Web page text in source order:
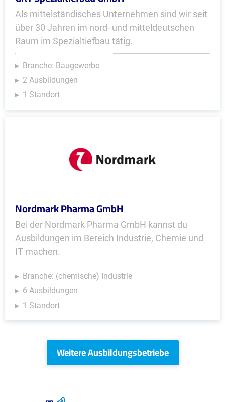
Als mittelständisches Unternehmen sind wir seit
über 30 Jahren im nord- und mitteldeutschen
Raum im Spezialtiefbau tätig.
Branche: Baugewerbe
2 Ausbildungen
1 Standort
Nordmark Pharma GmbH
Bei der Nordmark Pharma GmbH kannst du
Ausbildungen im Bereich Industrie, Chemie und
IT machen.
Branche: (chemische) Industrie
6 Ausbildungen
1 Standort
Weitere Ausbildungsbetriebe